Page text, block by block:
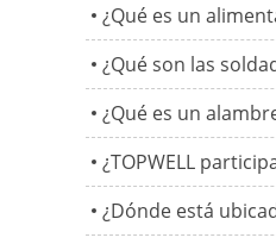
¿Qué es un
¿Qué son las
¿Qué es un
¿TOPWELL
¿Dónde está